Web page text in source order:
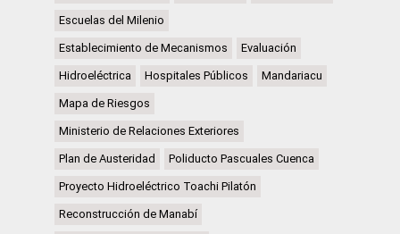
Escuelas del Milenio
Establecimiento de Mecanismos Evaluación
Hidroeléctrica Hospitales Públicos Mandariacu
Mapa de Riesgos
Ministerio de Relaciones Exteriores
Plan de Austeridad Poliducto Pascuales Cuenca
Proyecto Hidroeléctrico Toachi Pilatón
Reconstrucción de Manabí